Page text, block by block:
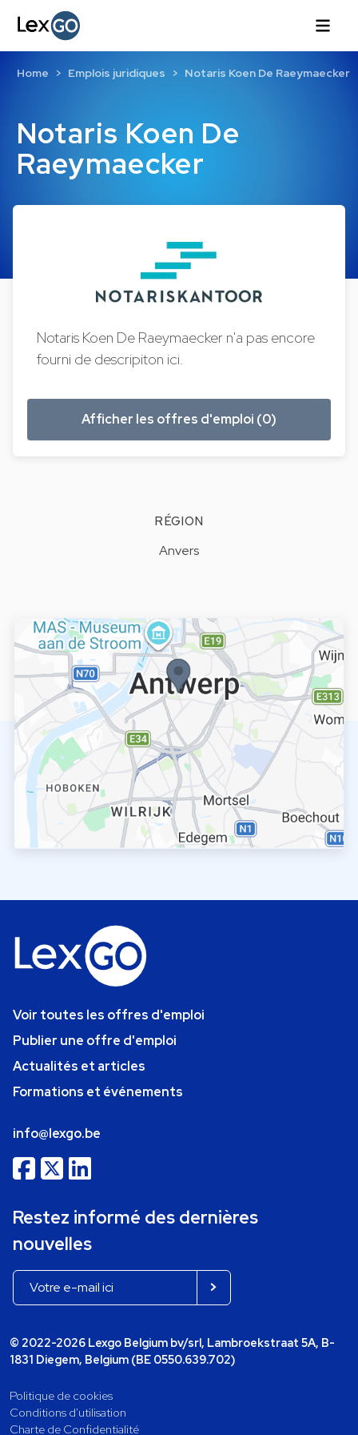
Notaris Koen De
Raeymaecker
Home Emplois juridiques Notaris Koen De Raeymaecker
Notaris Koen De Raeymaecker n'a pas encore
fourni de descripiton ici.
Afficher les offres d'emploi (0)
RÉGION
Anvers
Voir toutes les offres d'emploi
Publier une offre d'emploi
Actualités et articles
Formations et événements
info@lexgo.be
Restez informé des dernières
nouvelles
© 2022-2026 Lexgo Belgium bv/srl, Lambroekstraat 5A, B-
1831 Diegem, Belgium (BE 0550.639.702)
Politique de cookies
Conditions d'utilisation
Charte de Confidentialité